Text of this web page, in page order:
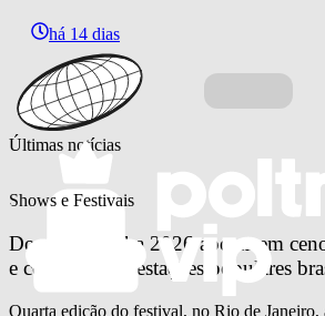
há 14 dias
Últimas notícias
Shows e Festivais
Doce Maravilha 2026 aposta em
e celebra manifestações populares
Quarta edição do festival, no Rio de Janeiro,